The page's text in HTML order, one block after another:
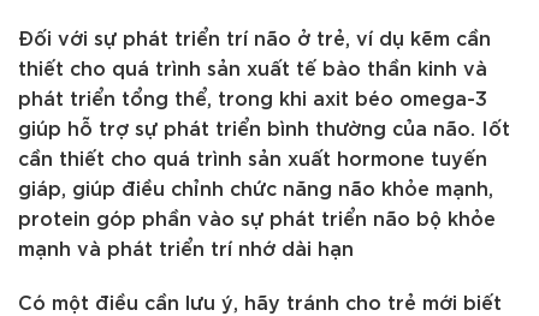
Đối với sự phát triển trí não ở trẻ, ví dụ kẽm cần
thiết cho quá trình sản xuất tế bào thần kinh và
phát triển tổng thể, trong khi axit béo omega-3
giúp hỗ trợ sự phát triển bình thường của não. Iốt
cần thiết cho quá trình sản xuất hormone tuyến
giáp, giúp điều chỉnh chức năng não khỏe mạnh,
protein góp phần vào sự phát triển não bộ khỏe
mạnh và phát triển trí nhớ dài hạn
Có một điều cần lưu ý, hãy tránh cho trẻ mới biết